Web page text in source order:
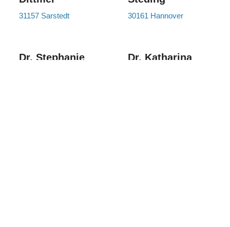
31157 Sarstedt 30161 Hannover
Dr. Stephanie
Dr. Katharina